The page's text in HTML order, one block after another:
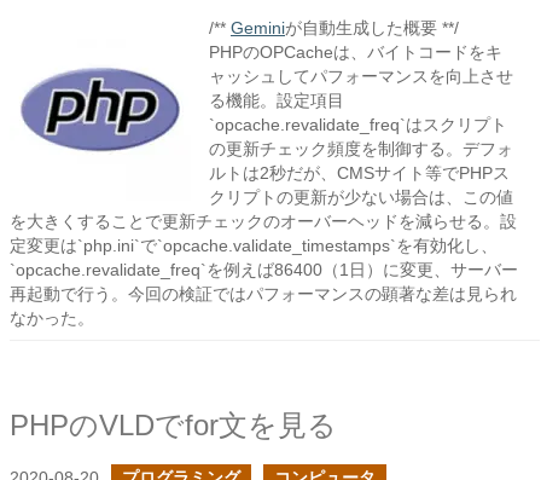
/** Geminiが自動生成した概要 **/
PHPのOPCacheは、バイトコードをキ
ャッシュしてパフォーマンスを向上させ
る機能。設定項目
`opcache.revalidate_freq`はスクリプト
の更新チェック頻度を制御する。デフォ
ルトは2秒だが、CMSサイト等でPHPス
クリプトの更新が少ない場合は、この値
を大きくすることで更新チェックのオーバーヘッドを減らせる。設
定変更は`php.ini`で`opcache.validate_timestamps`を有効化し、
`opcache.revalidate_freq`を例えば86400（1日）に変更、サーバー
再起動で行う。今回の検証ではパフォーマンスの顕著な差は見られ
なかった。
PHPのVLDでfor文を見る